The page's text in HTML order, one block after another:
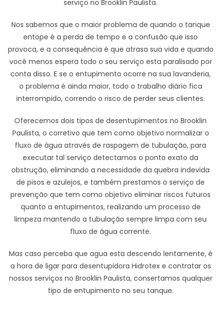
serviço no Brooklin Paulista.
Nos sabemos que o maior problema de quando o tanque
entope é a perda de tempo e a confusão que isso
provoca, e a consequência é que atrasa sua vida e quando
você menos espera todo o seu serviço esta paralisado por
conta disso. E se o entupimento ocorre na sua lavanderia,
o problema é ainda maior, todo o trabalho diário fica
interrompido, correndo o risco de perder seus clientes.
Oferecemos dois tipos de desentupimentos no Brooklin
Paulista, o corretivo que tem como objetivo normalizar o
fluxo de água através de raspagem de tubulação, para
executar tal serviço detectamos o ponto exato da
obstrução, eliminando a necessidade da quebra indevida
de pisos e azulejos, e também prestamos o serviço de
prevenção que tem como objetivo eliminar riscos futuros
quanto a entupimentos, realizando um processo de
limpeza mantendo a tubulação sempre limpa com seu
fluxo de água corrente.
Mas caso perceba que agua esta descendo lentamente, é
a hora de ligar para desentupidora Hidrotex e contratar os
nossos serviços no Brooklin Paulista, consertamos qualquer
tipo de entupimento no seu tanque.